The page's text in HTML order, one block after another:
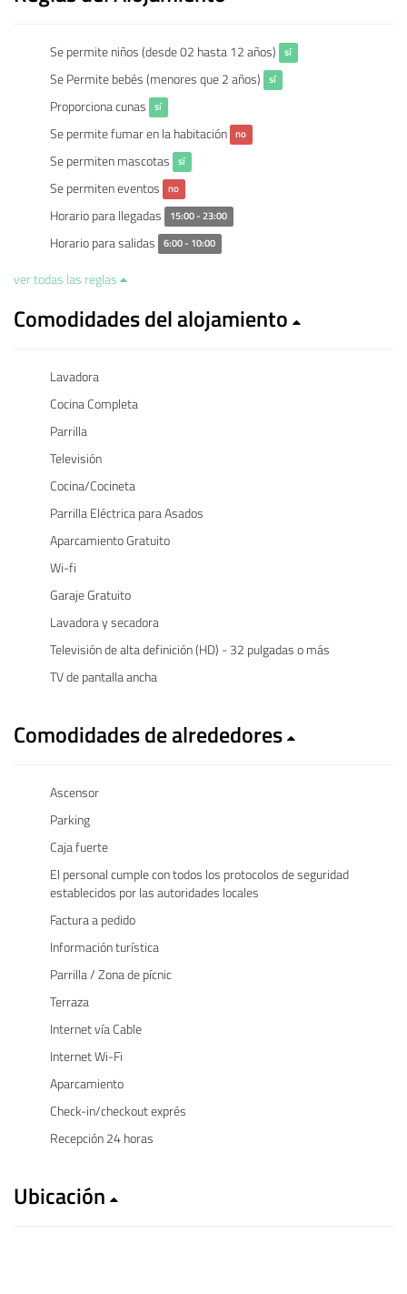
Se permite niños (desde 02 hasta 12 años) sí
Se Permite bebés (menores que 2 años) sí
Proporciona cunas sí
Se permite fumar en la habitación no
Se permiten mascotas sí
Se permiten eventos no
Horario para llegadas 15:00 - 23:00
Horario para salidas 6:00 - 10:00
ver todas las reglas
Comodidades del alojamiento
Lavadora
Cocina Completa
Parrilla
Televisión
Cocina/Cocineta
Parrilla Eléctrica para Asados
Aparcamiento Gratuito
Wi-fi
Garaje Gratuito
Lavadora y secadora
Televisión de alta definición (HD) - 32 pulgadas o más
TV de pantalla ancha
Comodidades de alrededores
Ascensor
Parking
Caja fuerte
El personal cumple con todos los protocolos de seguridad
establecidos por las autoridades locales
Factura a pedido
Información turística
Parrilla / Zona de pícnic
Terraza
Internet vía Cable
Internet Wi-Fi
Aparcamiento
Check-in/checkout exprés
Recepción 24 horas
Ubicación